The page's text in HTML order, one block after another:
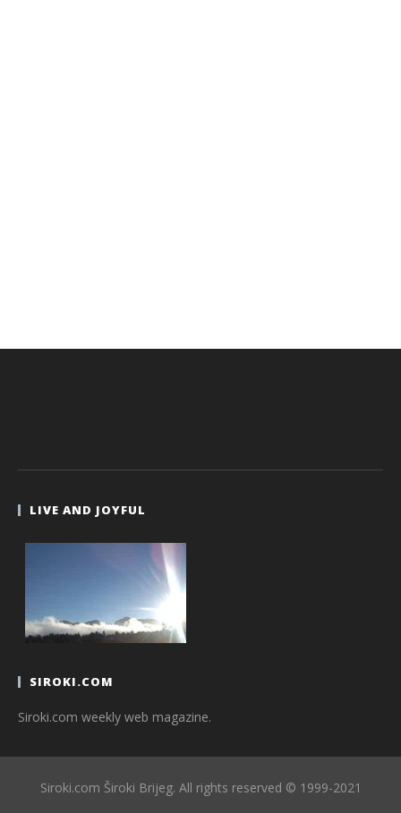
LIVE AND JOYFUL
SIROKI.COM
Siroki.com weekly web magazine.
Siroki.com Široki Brijeg. All rights reserved © 1999-2021